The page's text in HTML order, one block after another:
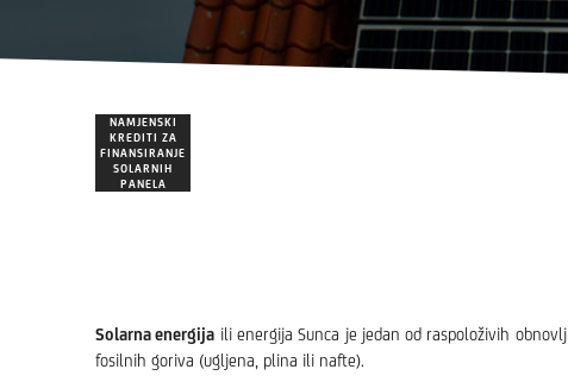
NAMJENSKI
KREDITI ZA
FINANSIRANJE
SOLARNIH
PANELA
Solarna energija ili energija Sunca je jedan od raspoloživih
fosilnih goriva (ugljena, plina ili nafte).